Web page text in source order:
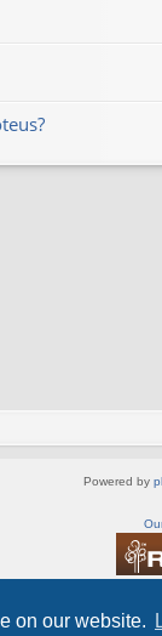
on our website.
Powered by